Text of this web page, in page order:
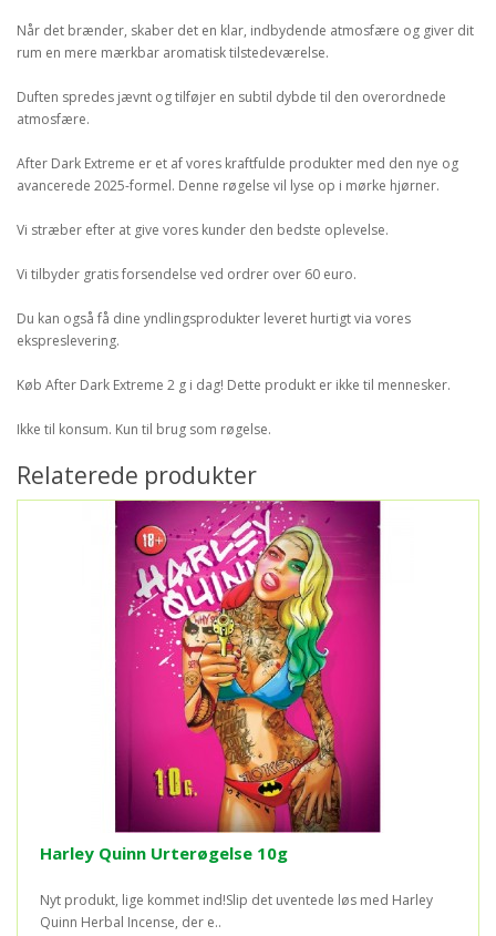
Når det brænder, skaber det en klar, indbydende atmosfære og giver dit
rum en mere mærkbar aromatisk tilstedeværelse.
Duften spredes jævnt og tilføjer en subtil dybde til den overordnede
atmosfære.
After Dark Extreme er et af vores kraftfulde produkter med den nye og
avancerede 2025-formel. Denne røgelse vil lyse op i mørke hjørner.
Vi stræber efter at give vores kunder den bedste oplevelse.
Vi tilbyder gratis forsendelse ved ordrer over 60 euro.
Du kan også få dine yndlingsprodukter leveret hurtigt via vores
ekspreslevering.
Køb After Dark Extreme 2 g i dag! Dette produkt er ikke til mennesker.
Ikke til konsum. Kun til brug som røgelse.
Relaterede produkter
Harley Quinn Urterøgelse 10g
Nyt produkt, lige kommet ind!Slip det uventede løs med Harley
Quinn Herbal Incense, der e..